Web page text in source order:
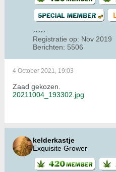
Registratie op: Nov 2019
Berichten: 5506
4 October 2021, 19:03
Zaad gekozen.
20211004_193302.jpg
kelderkastje
Exquisite Grower